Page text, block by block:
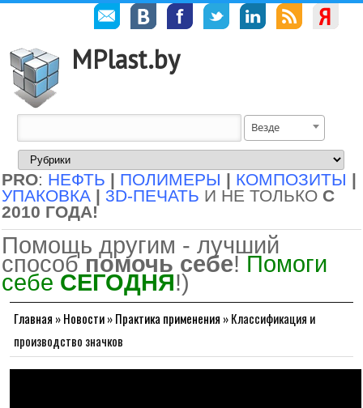
MPlast.by
Везде
PRO: НЕФТЬ | ПОЛИМЕРЫ | КОМПОЗИТЫ |
УПАКОВКА | 3D-ПЕЧАТЬ И НЕ ТОЛЬКО С
2010 ГОДА!
Помощь другим - лучший
способ помочь себе! Помоги
себе СЕГОДНЯ!)
Главная »Новости»Практика применения »Классификация и
производство значков